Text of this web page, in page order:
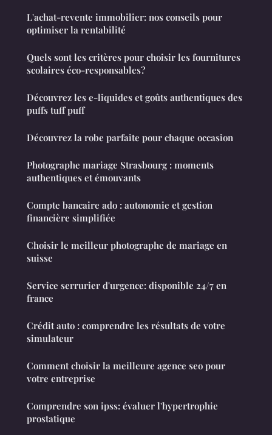
L'achat-revente immobilier: nos conseils pour
optimiser la rentabilité
Quels sont les critères pour choisir les fournitures
scolaires éco-responsables?
Découvrez les e-liquides et goûts authentiques des
puffs tuff puff
Découvrez la robe parfaite pour chaque occasion
Photographe mariage Strasbourg : moments
authentiques et émouvants
Compte bancaire ado : autonomie et gestion
financière simplifiée
Choisir le meilleur photographe de mariage en
suisse
Service serrurier d'urgence: disponible 24/7 en
france
Crédit auto : comprendre les résultats de votre
simulateur
Comment choisir la meilleure agence seo pour
votre entreprise
Comprendre son ipss: évaluer l'hypertrophie
prostatique